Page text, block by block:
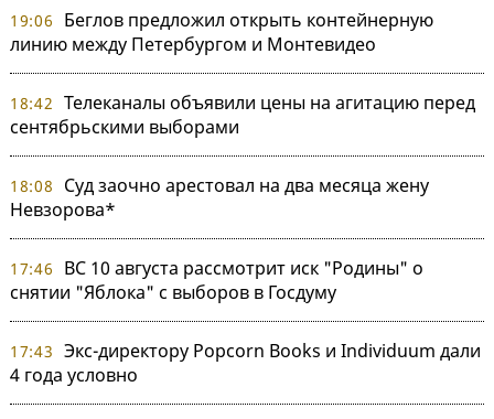
19:06
Беглов предложил открыть контейнерную
линию между Петербургом и Монтевидео
18:42 Телеканалы объявили цены на агитацию перед
сентябрьскими выборами
18:08
Суд заочно арестовал на два месяца жену
Невзорова*
17:46
ВС 10 августа рассмотрит иск "Родины" о
снятии "Яблока" с выборов в Госдуму
17:43 Экс-директору Popcorn Books и Individuum дали
4 года условно